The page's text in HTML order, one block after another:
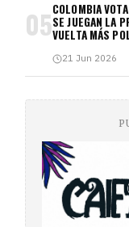
05COLOMBIA
SE JUEGAN LA
VUELTA MÁS
21 Jun 2026